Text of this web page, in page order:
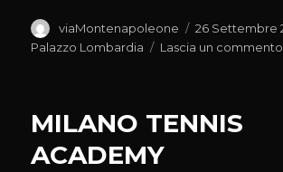
Autore
viaMontenapoleone
Pubblicato
il
26 Settembre
Palazzo Lombardia
Lascia un commento
MILANO TENNIS
ACADEMY